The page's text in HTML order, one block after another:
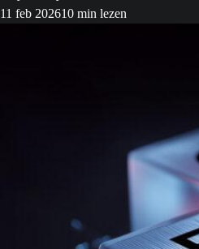
11 feb 202610 min lezen